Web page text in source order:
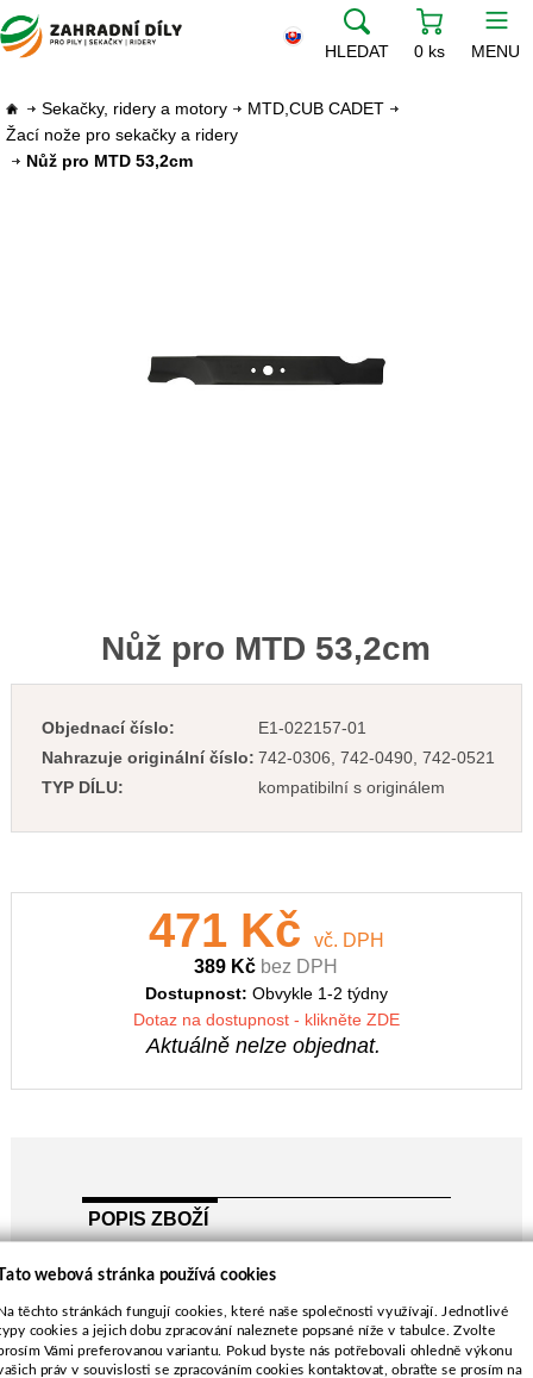
HLEDAT 0 ks MENU
Sekačky, ridery a motory
MTD,CUB CADET
Žací nože pro sekačky a ridery
Nůž pro MTD 53,2cm
Nůž pro MTD 53,2cm
Objednací číslo:
E1-022157-01
Nahrazuje originální číslo: 742-0306, 742-0490, 742-0521
TYP DÍLU:
kompatibilní s originálem
471 Kč
vč. DPH
389 Kč bez DPH
Dostupnost: Obvykle 1-2 týdny
Dotaz na dostupnost - klikněte ZDE
Aktuálně nelze objednat.
POPIS ZBOŽÍ
MTD 121-478E, 120-836E
délka-532 mm
průměr středu-21,0 mm
rozteč-63,5 mm
webová stránka používá cookies
těchto stránkách fungují cookies, které naše společnosti využívají. Jednotlivé
cookies a jejich dobu zpracování naleznete popsané níže v tabulce. Zvolte
Vámi preferovanou variantu. Pokud byste nás potřebovali ohledně výkonu
práv v souvislosti se zpracováním cookies kontaktovat, obraťte se prosím na